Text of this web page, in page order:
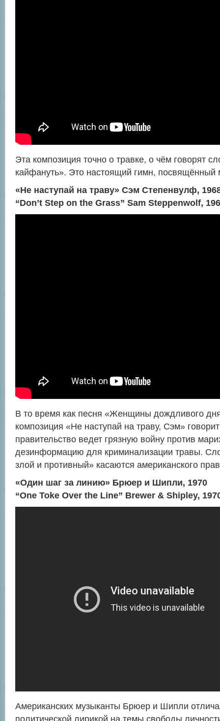
Эта композиция точно о травке, о чём говорят
кайфануть». Это настоящий гимн, посвящённый
«Не наступай на траву» Сэм Степенвулф,
“Don’t Step on the Grass” Sam Steppenwolf,
В то время как песня «Женщины дождливого
композиция «Не наступай на траву, Сэм»
правительство ведет грязную войну против
дезинформацию для криминализации травы.
злой и противный» касаются американского
«Один шаг за линию» Брюер и Шипли, 1970
“One Toke Over the Line” Brewer & Shipley,
Американских музыканты Брюер и Шипли
политической лирикой на темы свободы